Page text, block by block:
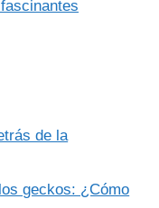
de la
geckos: ¿Cómo